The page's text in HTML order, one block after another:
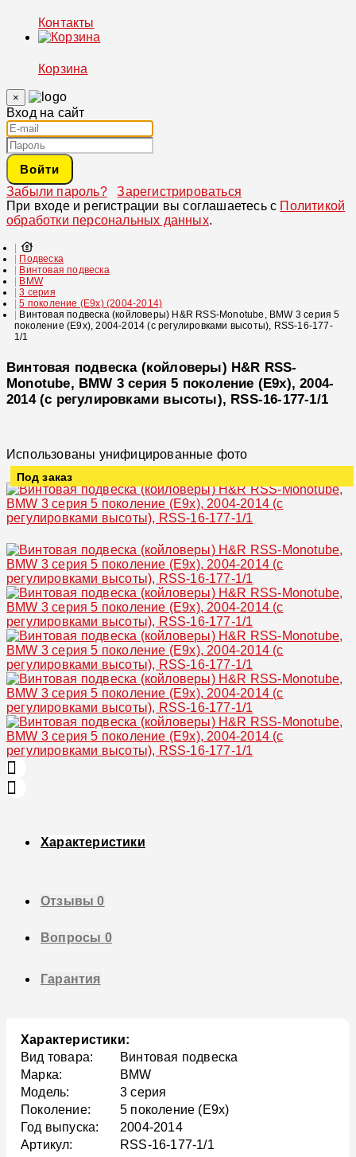
Контакты
Корзина
×
Вход на сайт
Войти
Забыли пароль?
Зарегистрироваться
При входе и регистрации вы соглашаетесь с Политикой
обработки персональных данных.
Подвеска
Винтовая подвеска
BMW
3 серия
5 поколение (E9x) (2004-2014)
Винтовая подвеска (койловеры) H&R RSS-Monotube, BMW 3 серия 5
поколение (E9x), 2004-2014 (с регулировками высоты), RSS-16-177-
1/1
Винтовая подвеска (койловеры) H&R RSS-
Monotube, BMW 3 серия 5 поколение (E9x), 2004-
2014 (с регулировками высоты), RSS-16-177-1/1
Использованы унифицированные фото
Под заказ
Характеристики
Отзывы0
Вопросы 0
Гарантия
Характеристики:
Вид товара:
Винтовая подвеска
Марка:
BMW
Модель:
3 серия
Поколение:
5 поколение (E9x)
Год выпуска:
2004-2014
Артикул:
RSS-16-177-1/1